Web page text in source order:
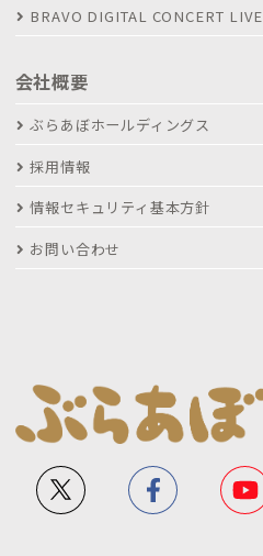
BRAVO DIGITAL CONCERT LIVE
会社概要
ぶらあぼホールディングス
採用情報
情報セキュリティ基本方針
お問い合わせ